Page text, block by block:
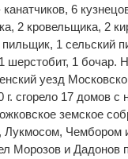
6
2 кровельщика, 2
1 сельский
шерстобит, 1 бочар.
уезд
сгорело 17 домов
земское
Лукмосом, Чембором
Морозов и Дадонов